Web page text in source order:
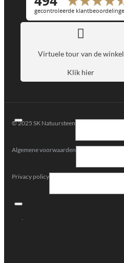
Virtuele tour van de winkel
Klik hier
© 2025 SK Natuursteen
Algemene voorwaarden
Privacy policy